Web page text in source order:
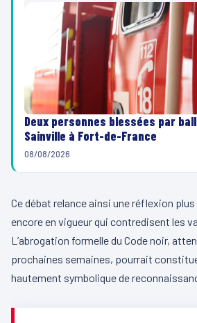
Deux personnes blessées par
Sainville à Fort-de-France
08/08/2026
Ce débat relance ainsi une réflexion
encore en vigueur qui contredisent les
L’abrogation formelle du Code noir,
prochaines semaines, pourrait
hautement symbolique de